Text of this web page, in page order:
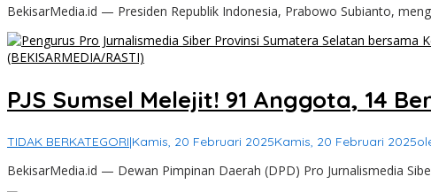
BekisarMedia.id — Presiden Republik Indonesia, Prabowo Subianto,
PJS Sumsel Melejit! 91 Anggota, 14
TIDAK BERKATEGORI|Kamis, 20 Februari 2025Kamis, 20 Februari 2025
BekisarMedia.id — Dewan Pimpinan Daerah (DPD) Pro Jurnalismedia